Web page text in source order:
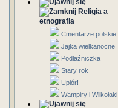
Religia a
etnografia
Cmentarze polskie
Jajka wielkanocne
Podłaźniczka
Stary rok
Upiór!
Wampiry i Wilkołaki